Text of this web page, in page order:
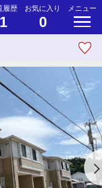
履歴
1
お気に入り
0
メニュー